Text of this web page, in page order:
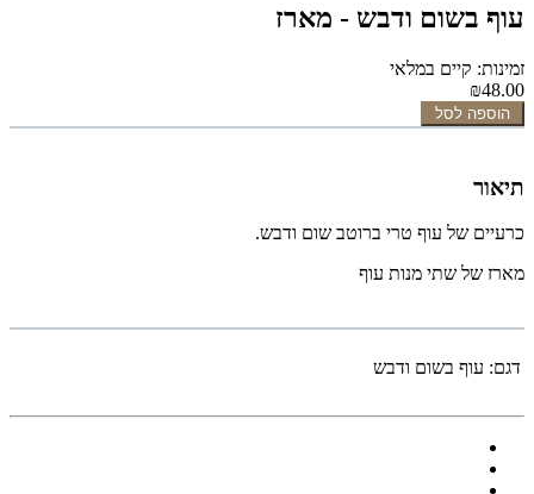
עוף בשום ודבש - מארז
זמינות: קיים במלאי
₪48.00
הוספה לסל
תיאור
כרעיים של עוף טרי ברוטב שום ודבש.
מארז של שתי מנות עוף
דגם: עוף בשום ודבש